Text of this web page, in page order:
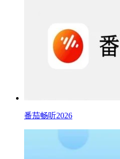
番茄畅听2026